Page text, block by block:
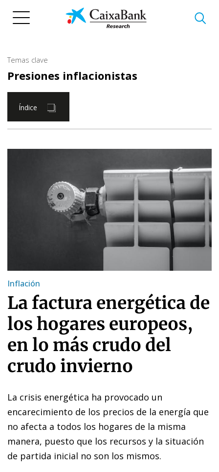
Temas clave
Presiones inflacionistas
Índice
Inflación
La factura energética de
los hogares europeos,
en lo más crudo del
crudo invierno
La crisis energética ha provocado un
encarecimiento de los precios de la energía que
no afecta a todos los hogares de la misma
manera, puesto que los recursos y la situación
de partida inicial no son los mismos.